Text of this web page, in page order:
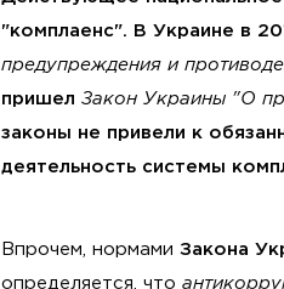
"комплаенс". В Украине в
предупреждения и
пришелЗакон Украины "О
законы не привели к
деятельность системы
Впрочем, нормамиЗакона
определяется, что